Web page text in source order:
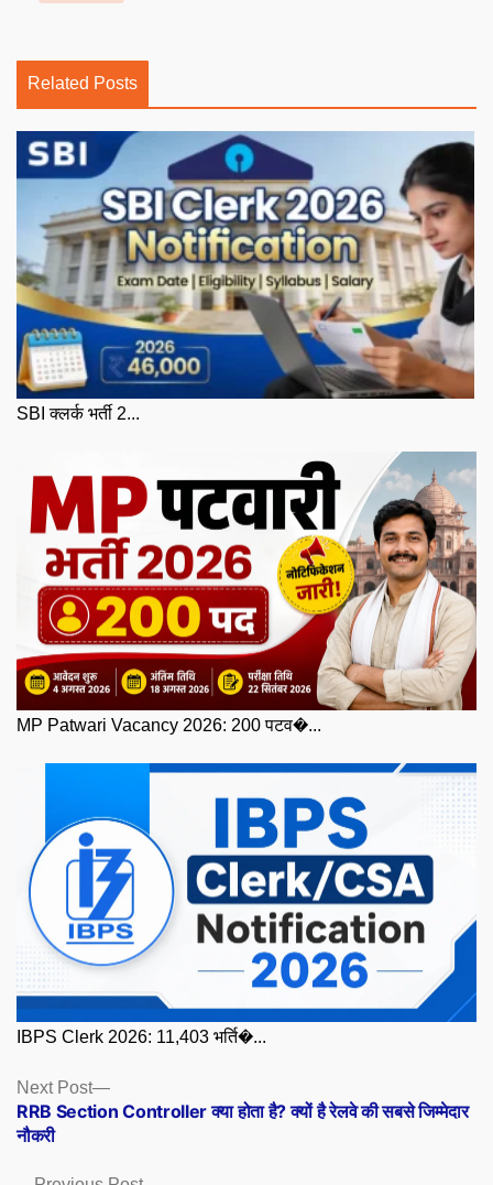
Related Posts
SBI क्लर्क भर्ती 2...
MP Patwari Vacancy 2026: 200 पटव�...
IBPS Clerk 2026: 11,403 भर्ति�...
Posts
navigation
Next Post
Next
post:
RRB Section Controller क्या होता है? क्यों है रेलवे की सबसे जिम्मेदार
नौकरी